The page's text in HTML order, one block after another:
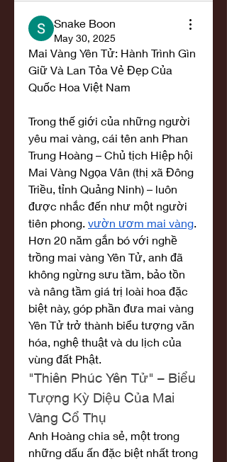
Snake Boon
May 30, 2025
Mai Vàng Yên Tử: Hành Trình Gìn
Giữ Và Lan Tỏa Vẻ Đẹp Của
Quốc Hoa Việt Nam
Trong thế giới của những người
yêu mai vàng, cái tên anh Phan
Trung Hoàng – Chủ tịch Hiệp hội
Mai Vàng Ngọa Vân (thị xã Đông
Triều, tỉnh Quảng Ninh) – luôn
được nhắc đến như một người
tiên phong. vườn ươm mai vàng.
Hơn 20 năm gắn bó với nghề
trồng mai vàng Yên Tử, anh đã
không ngừng sưu tầm, bảo tồn
và nâng tầm giá trị loài hoa đặc
biệt này, góp phần đưa mai vàng
Yên Tử trở thành biểu tượng văn
hóa, nghệ thuật và du lịch của
vùng đất Phật.
"Thiên Phúc Yên Tử" – Biểu
Tượng Kỳ Diệu Của Mai
Vàng Cổ Thụ
Anh Hoàng chia sẻ, một trong
những dấu ấn đặc biệt nhất trong